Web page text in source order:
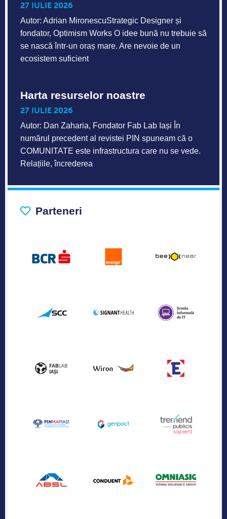
27 IULIE 2026
Autor: Adrian MironescuStrategic Designer și
fondator, Optimism Works O idee bună nu trebuie să
se nască într-un oraș mare. Are nevoie de un
ecosistem suficient
Harta resurselor noastre
27 IULIE 2026
Autor: Dan Zaharia, Fondator Fab Lab Iași În
numărul precedent al revistei PIN spuneam că o
COMUNITATE este infrastructura care nu se vede.
Relațiile, încrederea
Parteneri